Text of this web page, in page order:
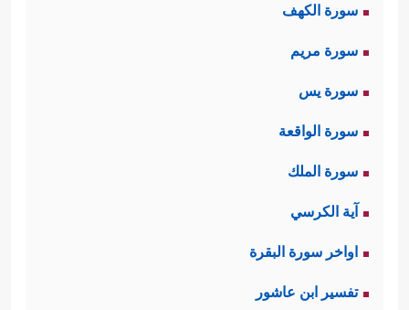
سورة الكهف
سورة مريم
سورة يس
سورة الواقعة
سورة الملك
آية الكرسي
اواخر سورة البقرة
تفسير ابن عاشور